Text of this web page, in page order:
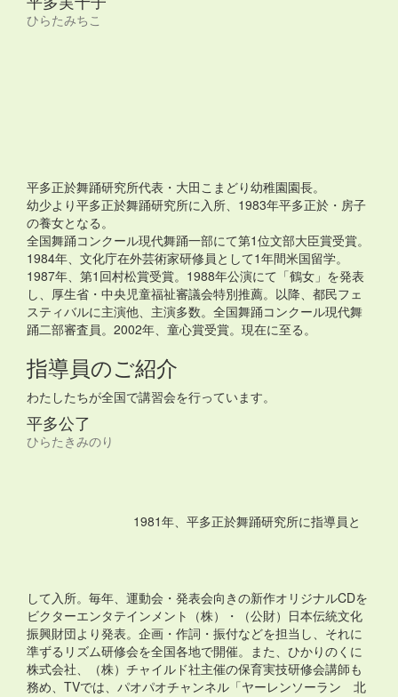
ひらたみちこ
平多正於舞踊研究所代表・大田こまどり幼稚園園長。
幼少より平多正於舞踊研究所に入所、1983年平多正於・房子
の養女となる。
全国舞踊コンクール現代舞踊一部にて第1位文部大臣賞受賞。
1984年、文化庁在外芸術家研修員として1年間米国留学。
1987年、第1回村松賞受賞。1988年公演にて「鶴女」を発表
し、厚生省・中央児童福祉審議会特別推薦。以降、都民フェ
スティバルに主演他、主演多数。全国舞踊コンクール現代舞
踊二部審査員。2002年、童心賞受賞。現在に至る。
指導員のご紹介
わたしたちが全国で講習会を行っています。
平多公了
ひらたきみのり
1981年、平多正於舞踊研究所に指導員と
して入所。毎年、運動会・発表会向きの新作オリジナルCDを
ビクターエンタテインメント（株）・（公財）日本伝統文化
振興財団より発表。企画・作詞・振付などを担当し、それに
準ずるリズム研修会を全国各地で開催。また、ひかりのくに
株式会社、（株）チャイルド社主催の保育実技研修会講師も
務め、TVでは、パオパオチャンネル「ヤーレンソーラン 北